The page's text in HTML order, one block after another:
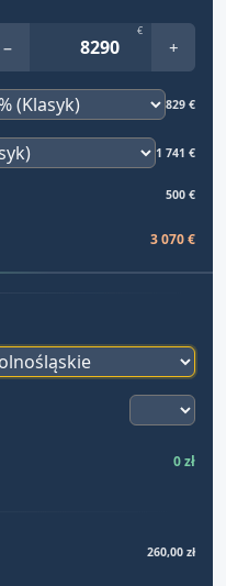
−
€
+
829 €
1 741 €
500 €
3 070 €
0 zł
260,00 zł